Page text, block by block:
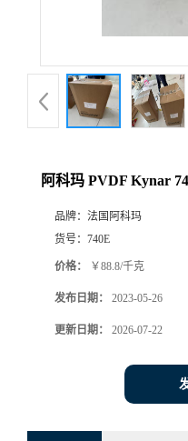
品
厅
阿科玛 PVDF Kynar
品牌： 法国阿科玛
货号： 740E
价格： ￥88.8/千克
发布日期： 2023-05-26
更新日期： 2026-07-22